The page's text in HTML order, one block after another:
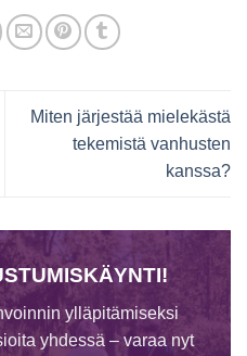
Miten järjestää mielekästä
tekemistä vanhusten
kanssa?
ylläpitämiseksi
yhdessä – varaa nyt